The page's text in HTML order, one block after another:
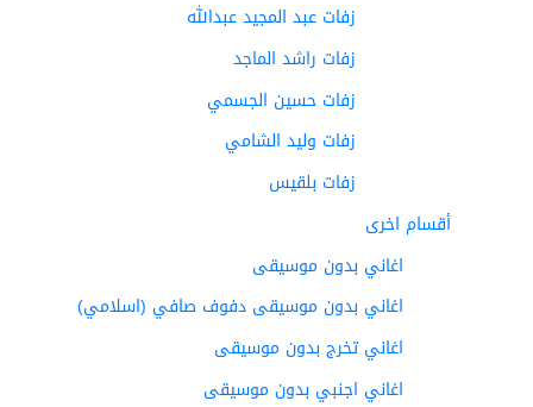
زفات عبد المجيد عبدالله
زفات راشد الماجد
زفات حسين الجسمي
زفات وليد الشامي
زفات بلقيس
أقسام اخرى
اغاني بدون موسيقى
اغاني بدون موسيقى دفوف صافي (اسلامي)
اغاني تخرج بدون موسيقى
اغاني اجنبي بدون موسيقى